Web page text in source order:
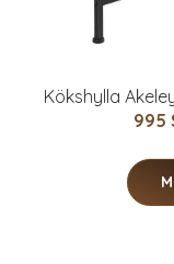
Kökshylla
995